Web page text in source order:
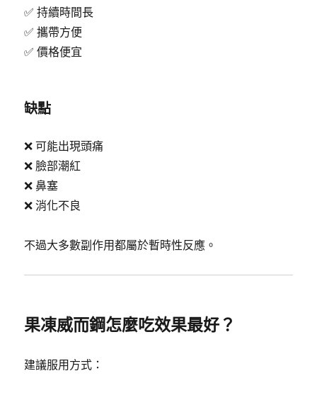
✅ 持續時間長
✅ 攜帶方便
✅ 價格便宜
缺點
❌ 可能出現頭痛
❌ 臉部潮紅
❌ 鼻塞
❌ 消化不良
不過大多數副作用都屬於暫時性反應。
果凍威而鋼怎麼吃效果最好？
建議服用方式：